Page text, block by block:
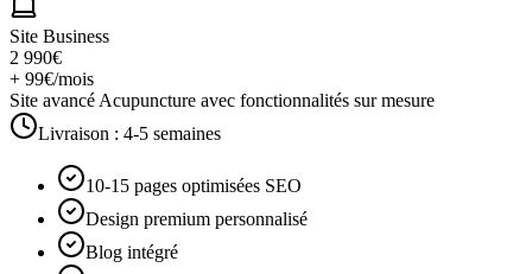
Site Business
2 990€
+ 99€/mois
Site avancé Acupuncture avec fonctionnalités sur mesure
Livraison : 4-5 semaines
10-15 pages optimisées SEO
Design premium personnalisé
Blog intégré